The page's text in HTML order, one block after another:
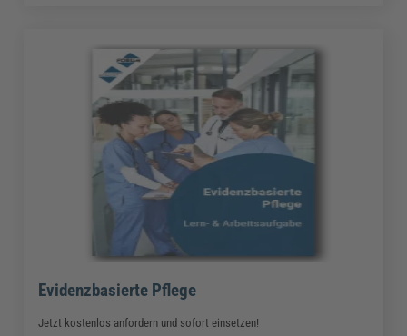
Evidenzbasierte Pflege
Jetzt kostenlos anfordern und sofort einsetzen!